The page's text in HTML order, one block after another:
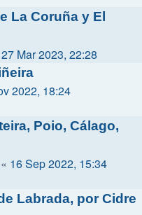
La Coruña y El
27 Mar 2023, 22:28
2022, 18:24
Poio, Cálago,
« 16 Sep 2022, 15:34
Labrada, por Cidre